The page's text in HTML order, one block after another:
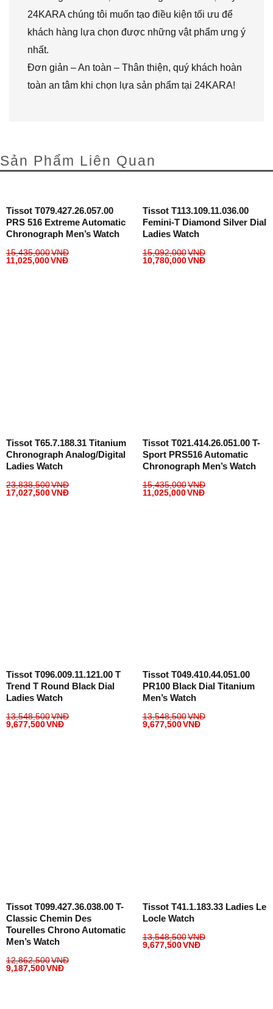
24KARA chúng tôi muốn tạo điều kiện tối ưu để
khách hàng lựa chọn được những vật phẩm ưng ý
nhất.
Đơn giản – An toàn – Thân thiện, quý khách hoàn
toàn an tâm khi chọn lựa sản phẩm tại 24KARA!
Sản Phẩm Liên Quan
Tissot T079.427.26.057.00
PRS 516 Extreme Automatic
Chronograph Men’s Watch
15,435,000VNĐ
11,025,000VNĐ
Tissot T113.109.11.036.00
Femini-T Diamond Silver Dial
Ladies Watch
15,092,000VNĐ
10,780,000VNĐ
Tissot T65.7.188.31 Titanium
Chronograph Analog/Digital
Ladies Watch
23,838,500VNĐ
17,027,500VNĐ
Tissot T021.414.26.051.00 T-
Sport PRS516 Automatic
Chronograph Men’s Watch
15,435,000VNĐ
11,025,000VNĐ
Tissot T096.009.11.121.00 T
Trend T Round Black Dial
Ladies Watch
13,548,500VNĐ
9,677,500VNĐ
Tissot T049.410.44.051.00
PR100 Black Dial Titanium
Men’s Watch
13,548,500VNĐ
9,677,500VNĐ
Tissot T099.427.36.038.00 T-
Classic Chemin Des
Tourelles Chrono Automatic
Men’s Watch
12,862,500VNĐ
9,187,500VNĐ
Tissot T41.1.183.33 Ladies Le
Locle Watch
13,548,500VNĐ
9,677,500VNĐ